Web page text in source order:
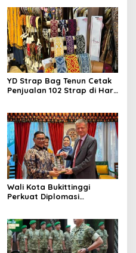
YD Strap Bag Tenun Cetak
Penjualan 102 Strap di Hari
Nusantara Kian Digemari
Wali Kota Bukittinggi
Perkuat Diplomasi
Sukseskan 100 Tahun Jam
Gadang